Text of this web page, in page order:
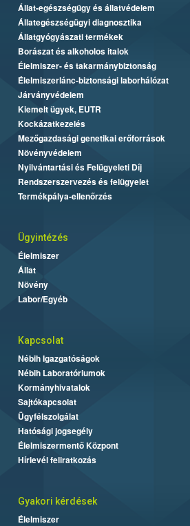
Állat-egészségügy és állatvédelem
Állategészségügyi diagnosztika
Állatgyógyászati termékek
Borászat és alkoholos italok
Élelmiszer- és takarmánybiztonság
Élelmiszerlánc-biztonsági laborhálózat
Járványvédelem
Kiemelt ügyek, EUTR
Kockázatkezelés
Mezőgazdasági genetikai erőforrások
Növényvédelem
Nyilvántartási és Felügyeleti Díj
Rendszerszervezés és felügyelet
Termékpálya-ellenőrzés
Ügyintézés
Élelmiszer
Állat
Növény
Labor/Egyéb
Kapcsolat
Nébih Igazgatóságok
Nébih Laboratóriumok
Kormányhivatalok
Sajtókapcsolat
Ügyfélszolgálat
Hatósági jogsegély
Élelmiszermentő Központ
Hírlevél feliratkozás
Gyakori kérdések
Élelmiszer